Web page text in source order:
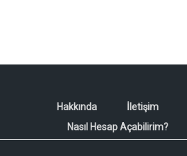
Hakkında İletişim
Nasıl Hesap Açabilirim?